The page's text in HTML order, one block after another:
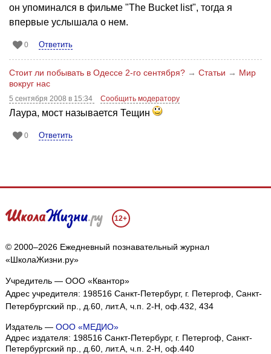
он упоминался в фильме "The Bucket list", тогда я
впервые услышала о нем.
0 Ответить
Стоит ли побывать в Одессе 2-го сентября? → Статьи → Мир
вокруг нас
5 сентября 2008 в 15:34 Сообщить модератору
Лаура, мост называется Тещин
0 Ответить
12+
© 2000–2026 Ежедневный познавательный журнал
«ШколаЖизни.ру»
Учредитель — ООО «Квантор»
Адрес учредителя: 198516 Санкт-Петербург, г. Петергоф, Санкт-
Петербургский пр., д.60, лит.А, ч.п. 2-Н, оф.432, 434
Издатель — ООО «МЕДИО»
Адрес издателя: 198516 Санкт-Петербург, г. Петергоф, Санкт-
Петербургский пр., д.60, лит.А, ч.п. 2-Н, оф.440